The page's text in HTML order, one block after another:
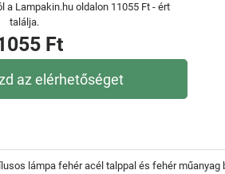
a Lampakin.hu oldalon 11055 Ft - ért
találja.
Ft
az elérhetőséget
lámpa fehér acél talppal és fehér